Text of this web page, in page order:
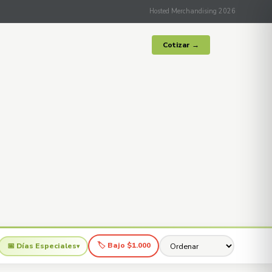
Hosted Merchandising 2026
Cotizar →
📅 Días Especiales▾ 🏷 Bajo $1.000